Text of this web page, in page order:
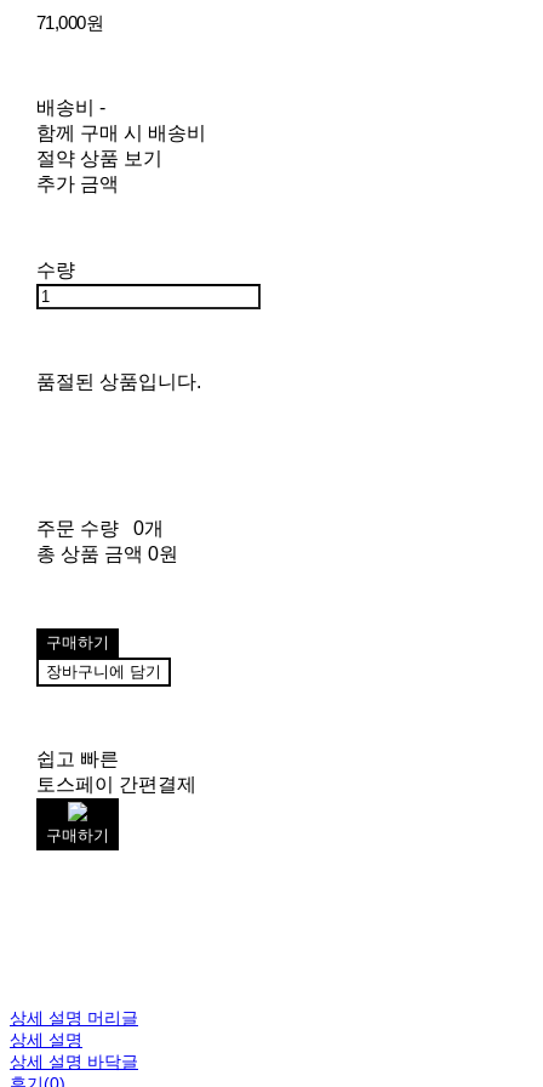
71,000원
배송비 -
함께 구매 시 배송비
절약 상품 보기
추가 금액
수량
품절된 상품입니다.
주문 수량
0개
총 상품 금액 0원
구매하기
장바구니에 담기
쉽고 빠른
토스페이 간편결제
구매하기
상세 설명 머리글
상세 설명
상세 설명 바닥글